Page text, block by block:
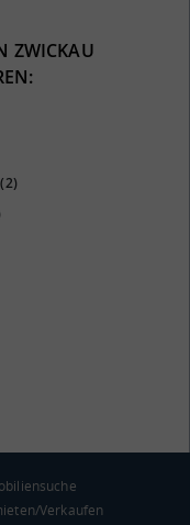
/ Kreisfreie Stadt
ZWICKAU
(2)
Verkaufen